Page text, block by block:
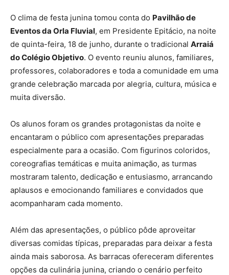
O clima de festa junina tomou conta do Pavilhão de
Eventos da Orla Fluvial, em Presidente Epitácio, na noite
de quinta-feira, 18 de junho, durante o tradicional Arraiá
do Colégio Objetivo. O evento reuniu alunos, familiares,
professores, colaboradores e toda a comunidade em uma
grande celebração marcada por alegria, cultura, música e
muita diversão.
Os alunos foram os grandes protagonistas da noite e
encantaram o público com apresentações preparadas
especialmente para a ocasião. Com figurinos coloridos,
coreografias temáticas e muita animação, as turmas
mostraram talento, dedicação e entusiasmo, arrancando
aplausos e emocionando familiares e convidados que
acompanharam cada momento.
Além das apresentações, o público pôde aproveitar
diversas comidas típicas, preparadas para deixar a festa
ainda mais saborosa. As barracas ofereceram diferentes
opções da culinária junina, criando o cenário perfeito